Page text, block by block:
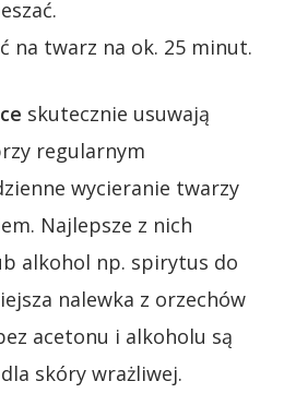
na twarz na ok. 25 minut.
skutecznie usuwają
regularnym
wycieranie twarzy
Najlepsze z nich
alkohol np. spirytus do
nalewka z orzechów
acetonu i alkoholu są
skóry wrażliwej.